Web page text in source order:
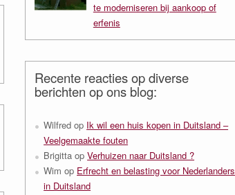
te moderniseren bij aankoop of
erfenis
Recente reacties op diverse
berichten op ons blog:
Wilfred op Ik wil een huis kopen in Duitsland –
Veelgemaakte fouten
Brigitta opVerhuizen naar Duitsland ?
Wim op Erfrecht en belasting voor Nederlanders
in Duitsland